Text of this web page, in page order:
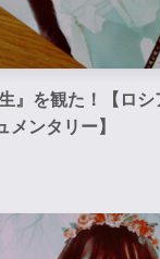
』を観た！【ロ
メンタリー】